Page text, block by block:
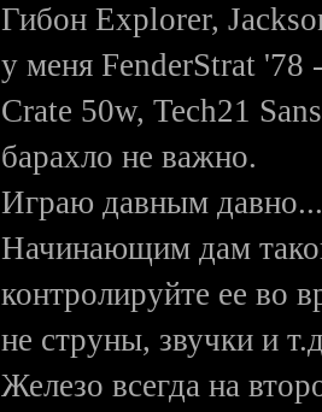
Гибон Explorer,
у меня FenderStrat '78
Crate 50w, Tech21
барахло не важно.
Играю давным
Начинающим дам
контролируйте ее во
не струны, звучки и
Железо всегда на